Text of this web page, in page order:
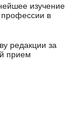
изучение
профессии в
редакции за
прием